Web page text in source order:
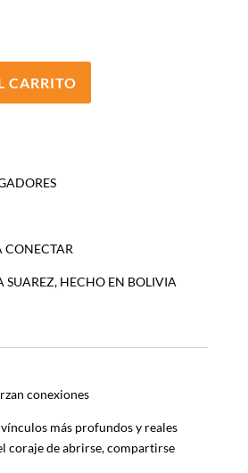
CARRITO
CONECTAR
SUAREZ, HECHO EN BOLIVIA
conexiones
más profundos y reales
coraje de abrirse, compartirse